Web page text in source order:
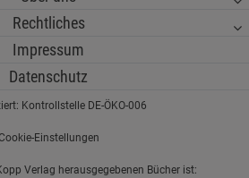
Rechtliches
Impressum
Datenschutz
Kontrollstelle DE-ÖKO-006
Einstellungen
Verlag herausgegebenen Bücher ist:
Informationen
(3)
Datenschutzerklärung Impressum